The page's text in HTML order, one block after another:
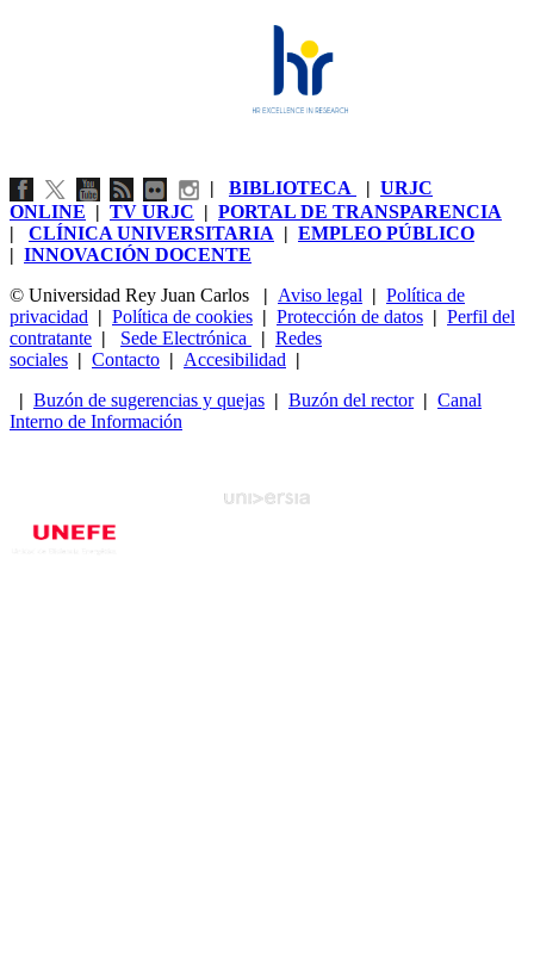
| BIBLIOTECA | URJC
ONLINE | TV URJC | PORTAL DE TRANSPARENCIA
| CLÍNICA UNIVERSITARIA | EMPLEO PÚBLICO
| INNOVACIÓN DOCENTE
© Universidad Rey Juan Carlos
| Aviso legal | Política de
privacidad | Política de cookies | Protección de datos | Perfil del
contratante | Sede Electrónica | Redes
sociales | Contacto | Accesibilidad |
| Buzón de sugerencias y quejas | Buzón del rector| Canal
Interno de Información